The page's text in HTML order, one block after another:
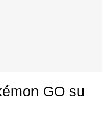
GO su